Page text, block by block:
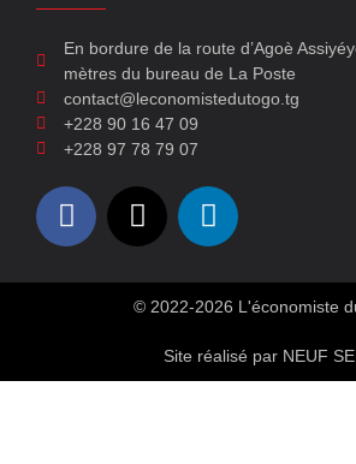
En bordure de la route d’Agoè
mètres du bureau de La Poste
contact@leconomistedutogo.tg
+228 90 16 47 09
+228 97 78 79 07
© 2022-2026 L'économiste
Site réalisé par NEUF